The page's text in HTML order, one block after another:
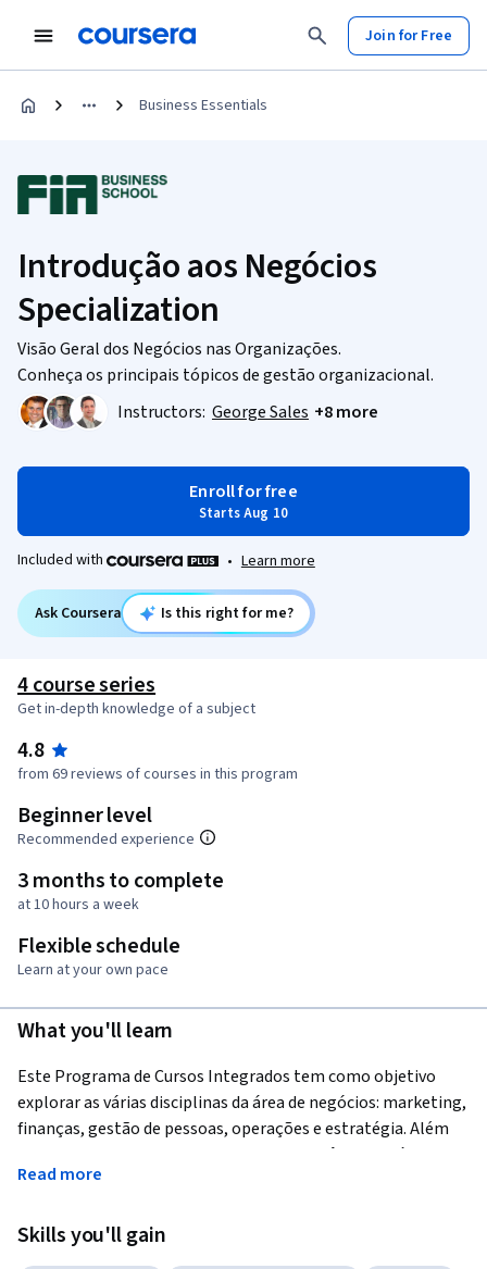
Join for Free
Business Essentials
Introdução aos Negócios
Specialization
Visão Geral dos Negócios nas Organizações.
Conheça os principais tópicos de gestão organizacional.
Instructors: George Sales +8 more
Enroll for free
Starts Aug 10
Included with • Learn more
Ask Coursera Is this right for me?
4 course series
Get in-depth knowledge of a subject
4.8
from 69 reviews of courses in this program
Beginner level
Recommended experience
3 months to complete
at 10 hours a week
Flexible schedule
Learn at your own pace
What you'll learn
Este Programa de Cursos Integrados tem como objetivo
explorar as várias disciplinas da área de negócios: marketing,
finanças, gestão de pessoas, operações e estratégia. Além
disso, aprofunda-se em temas contemporâneos da área de
negócios como: gestão de stakeholders, sustentabilidade e
diversidade, globalização e desglobalização e Global Value
Read more
Skills you'll gain